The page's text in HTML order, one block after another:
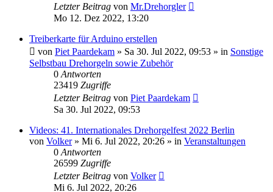
Letzter Beitrag von Mr.Drehorgler
Mo 12. Dez 2022, 13:20
Treiberkarte für Arduino erstellen
von Piet Paardekam » Sa 30. Jul 2022, 09:53 » in Sonstige
Selbstbau Drehorgeln sowie Zubehör
0Antworten
23419 Zugriffe
Letzter Beitrag von Piet Paardekam
Sa 30. Jul 2022, 09:53
Videos: 41. Internationales Drehorgelfest 2022 Berlin
von Volker» Mi 6. Jul 2022, 20:26 » in Veranstaltungen
0Antworten
26599 Zugriffe
Letzter Beitrag von Volker
Mi 6. Jul 2022, 20:26